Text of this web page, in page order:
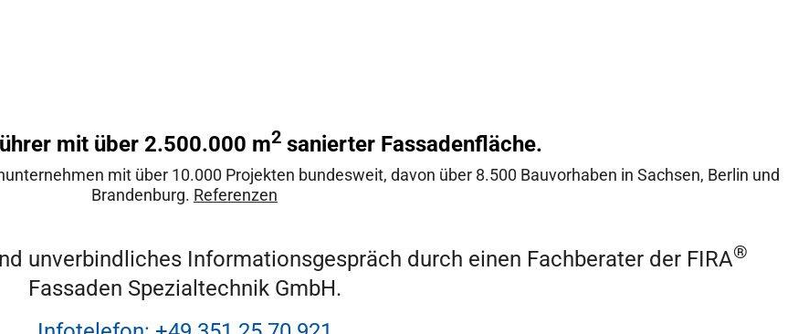
mit über 2.500.000 m2 sanierter Fassadenfläche.
mit über 10.000 Projekten bundesweit, davon über 8.500 Bauvorhaben in Sachsen, Berlin und
Brandenburg. Referenzen
unverbindliches Informationsgespräch durch einen Fachberater der FIRA®
Fassaden Spezialtechnik GmbH.